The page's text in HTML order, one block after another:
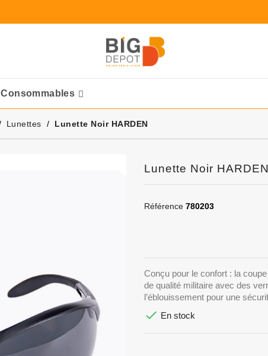
Consommables
Lunettes Lunette Noir HARDEN
Lunette Noir HARDEN
Référence 780203
Conçu pour le confort : la
de qualité militaire avec des
l’éblouissement pour une
 En stock